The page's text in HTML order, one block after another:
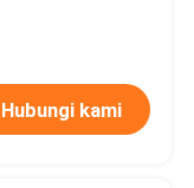
Hubungi kami